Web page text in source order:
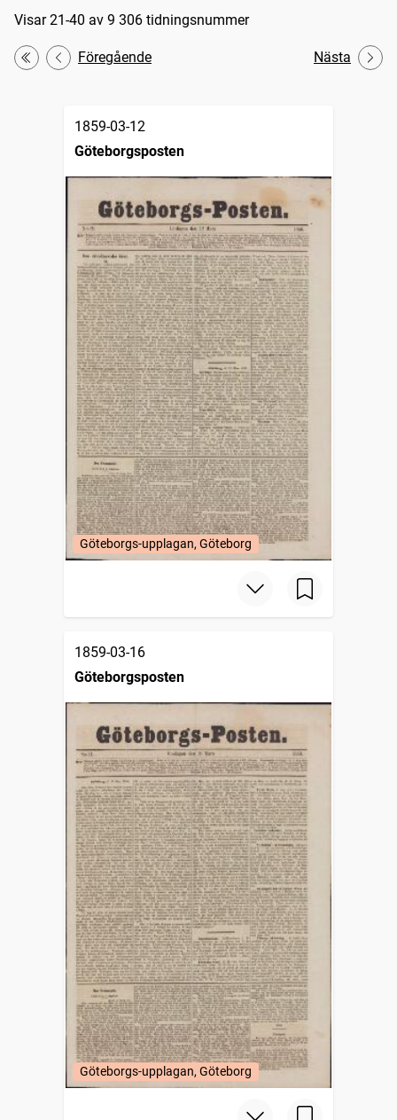
Sökresultat
Visar 21-40 av 9 306 tidningsnummer
Första
Föregående Nästa
1859-03-12
Göteborgsposten
Göteborgs-upplagan, Göteborg
1859-03-16
Göteborgsposten
Göteborgs-upplagan, Göteborg